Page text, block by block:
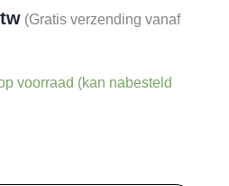
(Gratis verzending vanaf
voorraad (kan nabesteld